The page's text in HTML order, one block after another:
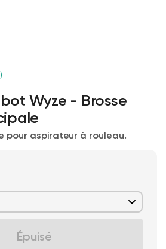
Wyze - Brosse
pour aspirateur à rouleau.
Épuisé
Accord
Prix ​​régulier
More options